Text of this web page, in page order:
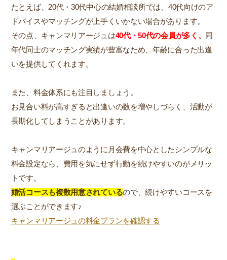
たとえば、20代・30代中心の結婚相談所では、40代向けのア
ドバイスやマッチングが上手くいかない場合があります。
その点、キャンマリアージュは40代・50代の会員が多く、 同
年代同士のマッチング実績が豊富なため、年齢に合った出逢
いを提供してくれます。
また、料金体系にも注目しましょう。
お見合い料が高すぎると出逢いの数を増やしづらく、活動が
長期化してしまうことがあります。
キャンマリアージュのように月会費を中心としたシンプルな
料金設定なら、費用を気にせず行動を続けやすいのがメリッ
トです。
婚活コースも複数用意されているので、続けやすいコースを
選ぶことができます♪
キャンマリアージュの料金プランを確認する